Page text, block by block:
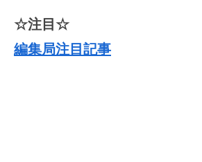
☆注目☆
編集局注目記事